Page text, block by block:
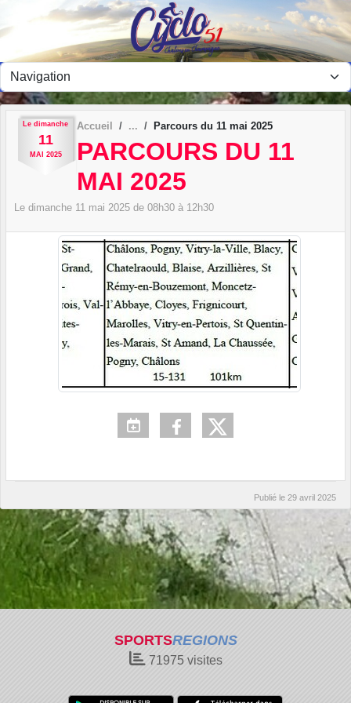
Le dimanche
11
MAI 2025
Accueil Parcours du 11 mai 2025
PARCOURS DU 11
MAI 2025
Le dimanche 11 mai 2025 de 08h30 à 12h30
Publié le 29 avril 2025
SPORTSREGIONS
71975visites
Panneau de gestion des cookies